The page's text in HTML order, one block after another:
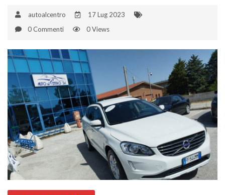
autoalcentro
17 Lug 2023
0 Commenti
0 Views